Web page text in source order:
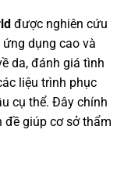
được nghiên cứu
dụng cao và
da, đánh giá tình
liệu trình phục
cụ thể. Đây chính
đề giúp cơ sở thẩm